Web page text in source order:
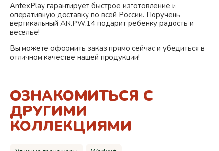
AntexPlay гарантирует быстрое изготовление и
оперативную доставку по всей России. Поручень
вертикальный AN.PW.14 подарит ребенку радость и
веселье!
Вы можете оформить заказ прямо сейчас и убедиться в
отличном качестве нашей продукции!
ОЗНАКОМИТЬСЯ С
ДРУГИМИ
КОЛЛЕКЦИЯМИ